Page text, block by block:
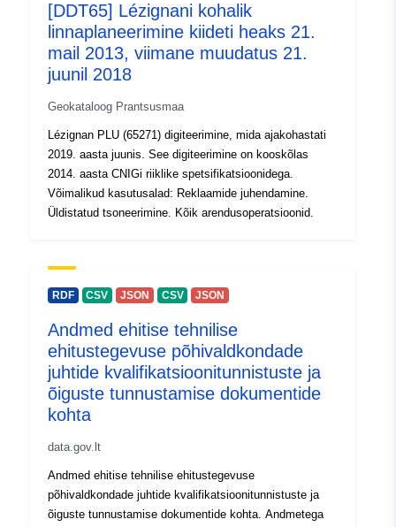
[DDT65] Lézignani kohalik
linnaplaneerimine kiideti heaks 21.
mail 2013, viimane muudatus 21.
juunil 2018
Geokataloog Prantsusmaa
Lézignan PLU (65271) digiteerimine, mida ajakohastati
2019. aasta juunis. See digiteerimine on kooskõlas
2014. aasta CNIGi riiklike spetsifikatsioonidega.
Võimalikud kasutusalad: Reklaamide juhendamine.
Üldistatud tsoneerimine. Kõik arendusoperatsioonid.
RDF CSV JSON CSV JSON
Andmed ehitise tehnilise
ehitustegevuse põhivaldkondade
juhtide kvalifikatsioonitunnistuste ja
õiguste tunnustamise dokumentide
kohta
data.gov.lt
Andmed ehitise tehnilise ehitustegevuse
põhivaldkondade juhtide kvalifikatsioonitunnistuste ja
õiguste tunnustamise dokumentide kohta. Andmetega